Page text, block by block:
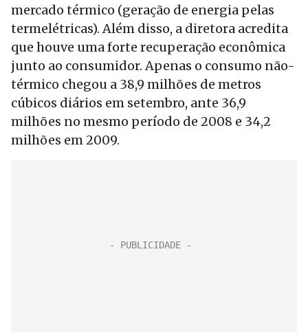
mercado térmico (geração de energia pelas
termelétricas). Além disso, a diretora acredita
que houve uma forte recuperação econômica
junto ao consumidor. Apenas o consumo não-
térmico chegou a 38,9 milhões de metros
cúbicos diários em setembro, ante 36,9
milhões no mesmo período de 2008 e 34,2
milhões em 2009.